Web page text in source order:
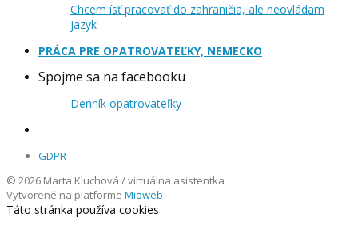
Chcem ísť pracovať do zahraničia, ale neovládam
jazyk
PRÁCA PRE OPATROVATEĽKY, NEMECKO
Spojme sa na facebooku
Denník opatrovateľky
GDPR
© 2026 Marta Kluchová / virtuálna asistentka
Vytvorené na platforme Mioweb
Táto stránka používa cookies